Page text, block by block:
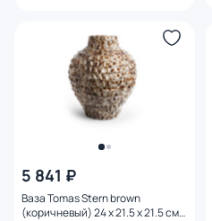
5 841 ₽
Ваза Tomas Stern brown
(коричневый) 24 x 21.5 x 21.5 см,